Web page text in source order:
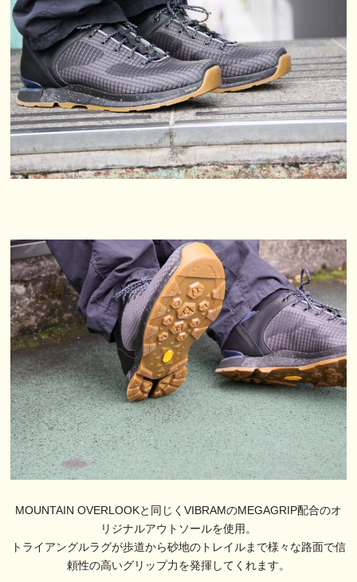
MOUNTAIN OVERLOOKと同じくVIBRAMのMEGAGRIP配合のオ
リジナルアウトソールを使用。
トライアングルラグが歩道から砂地のトレイルまで様々な路面で信
頼性の高いグリップ力を発揮してくれます。